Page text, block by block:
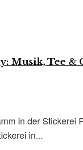
Musik, Tee
in der Stickerei
in...